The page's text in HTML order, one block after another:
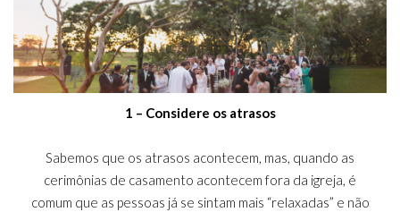
1 – Considere os atrasos
Sabemos que os atrasos acontecem, mas, quando as
cerimônias de casamento acontecem fora da igreja, é
comum que as pessoas já se sintam mais “relaxadas” e não